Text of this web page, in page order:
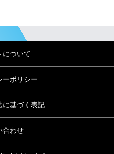
について
ーポリシー
に基づく表記
合わせ